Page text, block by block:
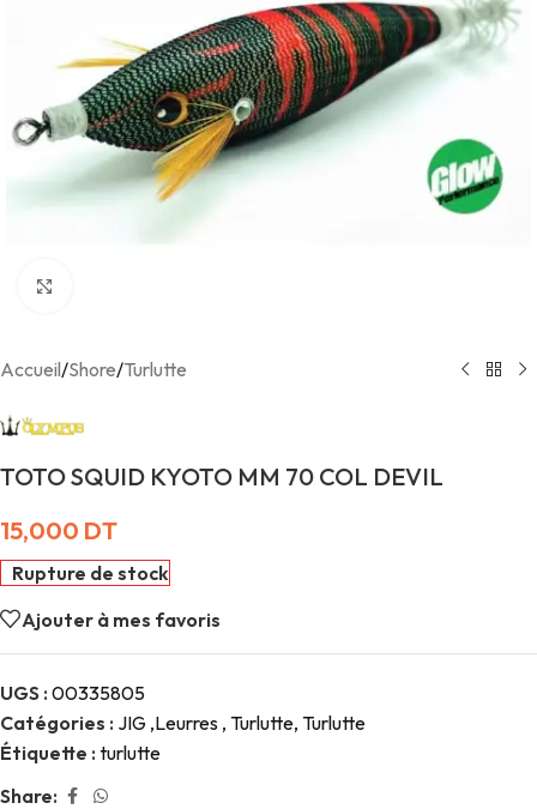
Accueil/Shore/Turlutte
TOTO SQUID KYOTO MM 70 COL DEVIL
15,000 DT
Rupture de stock
Ajouter à mes favoris
UGS : 00335805
Catégories : JIG ,Leurres , Turlutte, Turlutte
Étiquette : turlutte
Share: